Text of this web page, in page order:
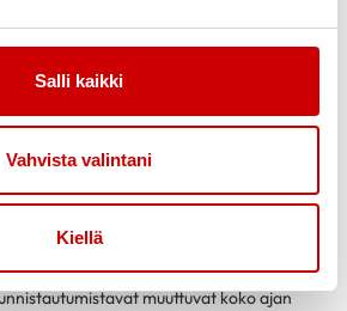
Salli kaikki
Vahvista valintani
Kiellä
pankkiasioittensa hoitamiseksi.
tunnistautuminen tapahtuu
Tämä tarkoittaa sitä, että tietyissä
puhelimeen tekstiviesti ja tekstiviestissä
tunnuslukusovellus ja
tunnuslukulistat poistumassa vähitellen
muuttuvat koko ajan